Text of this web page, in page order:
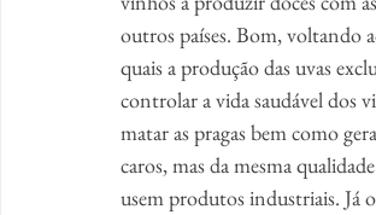
outros países. Bom, voltando
quais a produção das uvas
controlar a vida saudável dos
matar as pragas bem como
caros, mas da mesma
usem produtos industriais. Já